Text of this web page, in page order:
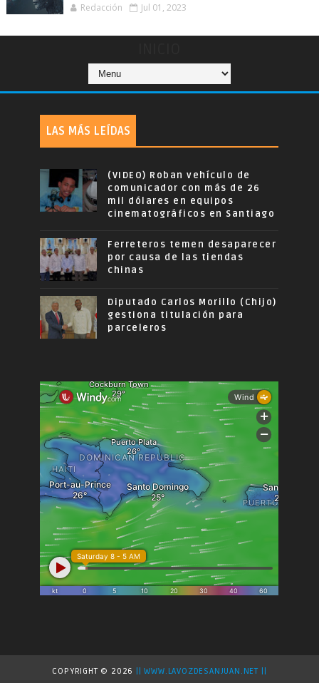
Redacción Jul 01, 2023
LAS MÁS LEÍDAS
(VIDEO) Roban vehículo de
comunicador con más de 26
mil dólares en equipos
cinematográficos en Santiago
Ferreteros temen desaparecer
por causa de las tiendas
chinas
Diputado Carlos Morillo (Chijo)
gestiona titulación para
parceleros
COPYRIGHT © 2026 || WWW.LAVOZDESANJUAN.NET ||